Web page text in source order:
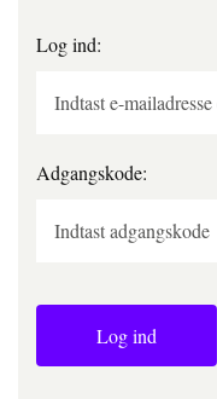
Log ind:
Adgangskode:
Log ind